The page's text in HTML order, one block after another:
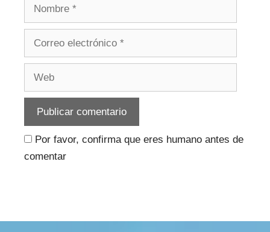
Por favor, confirma que eres humano antes de
comentar